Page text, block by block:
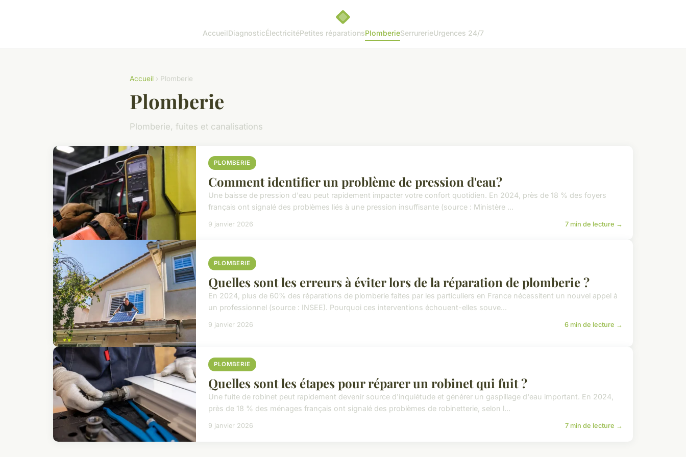
AccueilDiagnosticÉlectricitéPetites réparationsPlomberieSerrurerieUrgences 24/7
Accueil › Plomberie
Plomberie
Plomberie, fuites et canalisations
PLOMBERIE
Comment identifier un problème de pression d'eau?
Une baisse de pression d'eau peut rapidement impacter votre confort quotidien. En 2024, près de 18 % des foyers
français ont signalé des problèmes liés à une pression insuffisante (source : Ministère ...
9 janvier 2026 7 min de lecture →
PLOMBERIE
Quelles sont les erreurs à éviter lors de la réparation de plomberie ?
En 2024, plus de 60% des réparations de plomberie faites par les particuliers en France nécessitent un nouvel appel à
un professionnel (source : INSEE). Pourquoi ces interventions échouent-elles souve...
9 janvier 2026 6 min de lecture →
PLOMBERIE
Quelles sont les étapes pour réparer un robinet qui fuit ?
Une fuite de robinet peut rapidement devenir source d'inquiétude et générer un gaspillage d'eau important. En 2024,
près de 18 % des ménages français ont signalé des problèmes de robinetterie, selon l...
9 janvier 2026 7 min de lecture →